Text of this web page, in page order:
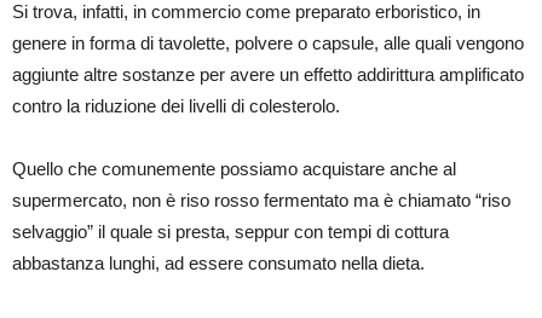
Si trova, infatti, in commercio come preparato erboristico, in
genere in forma di tavolette, polvere o capsule, alle quali vengono
aggiunte altre sostanze per avere un effetto addirittura amplificato
contro la riduzione dei livelli di colesterolo.
Quello che comunemente possiamo acquistare anche al
supermercato, non è riso rosso fermentato ma è chiamato “riso
selvaggio” il quale si presta, seppur con tempi di cottura
abbastanza lunghi, ad essere consumato nella dieta.